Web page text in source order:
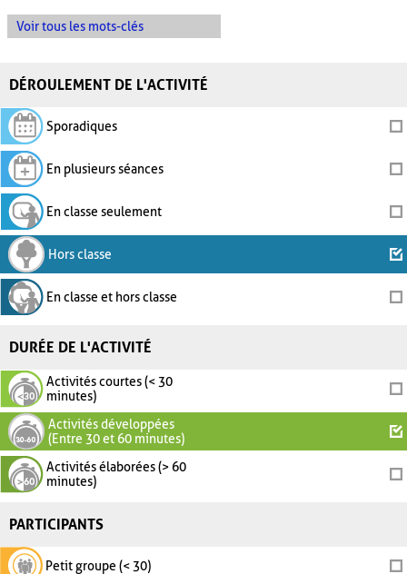
Voir tous les mots-clés
DÉROULEMENT DE L'ACTIVITÉ
Sporadiques
En plusieurs séances
En classe seulement
Hors classe
En classe et hors classe
DURÉE DE L'ACTIVITÉ
Activités courtes (< 30
minutes)
Activités développées
(Entre 30 et 60 minutes)
Activités élaborées (> 60
minutes)
PARTICIPANTS
Petit groupe (< 30)